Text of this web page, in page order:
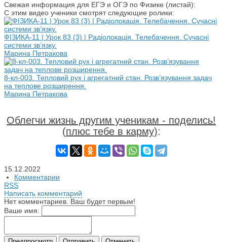
Свежая информация для ЕГЭ и ОГЭ по Физике (листай):
С этим видео ученики смотрят следующие ролики:
ФІЗИКА-11 | Урок 83 (3) | Радіолокація. Телебачення. Сучасні
системи зв’язку.
Марина Петракова
8-кл-003. Тепловий рух і агрегатний стан. Розв’язування задач
на теплове розширення.
Марина Петракова
Облегчи жизнь другим ученикам - поделись!
(плюс тебе в карму):
15.12.2022
Комментарии
RSS
Написать комментарий
Нет комментариев. Ваш будет первым!
Ваше имя: